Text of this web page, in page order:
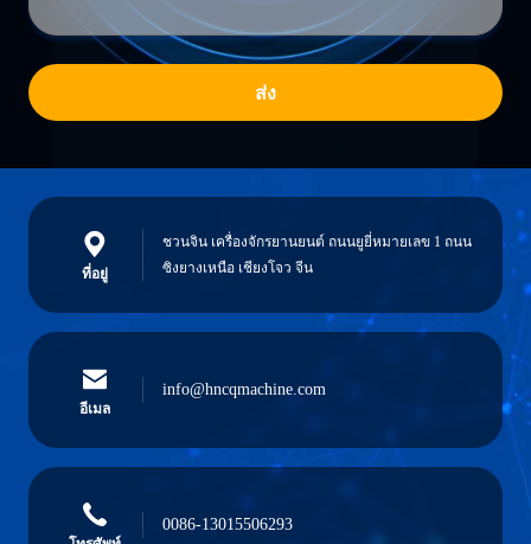
ส่ง
ที่อยู่
ชวนจิน เครื่องจักรยานยนต์ ถนนยูยี่หมายเลข 1 ถนน
ซิงยางเหนือ เชียงโจว จีน
อีเมล
info@hncqmachine.com
0086-13015506293